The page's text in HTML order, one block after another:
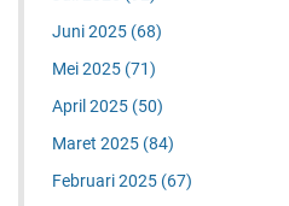
Juni 2025 (68)
Mei 2025 (71)
April 2025 (50)
Maret 2025 (84)
Februari 2025 (67)